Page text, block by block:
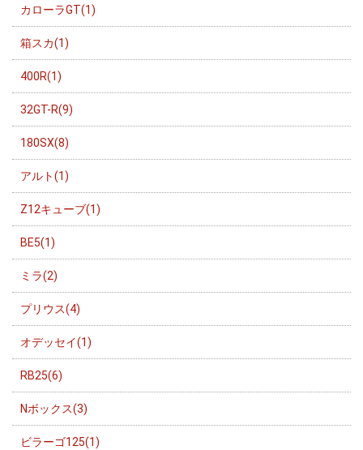
カローラGT(1)
箱スカ(1)
400R(1)
32GT-R(9)
180SX(8)
アルト(1)
Z12キューブ(1)
BE5(1)
ミラ(2)
プリウス(4)
オデッセイ(1)
RB25(6)
Nボックス(3)
ビラーゴ125(1)